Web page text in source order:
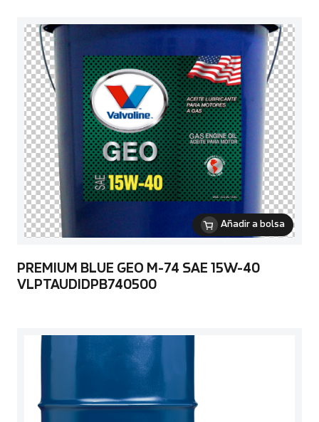
Añadir a bolsa
PREMIUM BLUE GEO M-74 SAE 15W-40
VLPTAUDIDPB740500